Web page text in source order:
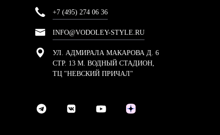
+7 (495) 274 06 36
INFO@VODOLEY-STYLE.RU
УЛ. АДМИРАЛА МАКАРОВА Д. 6
СТР. 13 М. ВОДНЫЙ СТАДИОН,
ТЦ "НЕВСКИЙ ПРИЧАЛ"